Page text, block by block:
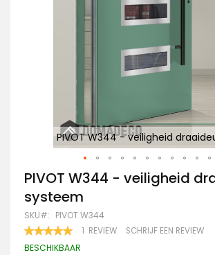
PIVOT W344 - veiligheid
Ga
naar
het
begin
van
de
afbeeldingen-
PIVOT W344 - veiligheid
systeem
SKU PIVOT W344
WAARDERING:1 REVIEW SCHRIJF EEN REVIEW
BESCHIKBAAR